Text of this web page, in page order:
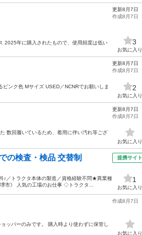
2025年に購入されたもので、使用頻度は低い
更新8月7日
作成8月7日
3
お気に入り
ンク色 Mサイズ USED／NCNRでお願いしま
更新8月7日
作成8月7日
2
お気に入り
数回履いているため、着用に伴い汚れ等ござ
更新8月7日
作成8月7日
お気に入り
の検査・検品 交替制
♪／トラクタ本体の製造／資格経験不問★異業種
市》 人気の工場のお仕事 ◇トラクタ...
提携サイト
1
お気に入り
パーのみです。 購入時より使わずに保管し
作成8月7日
お気に入り